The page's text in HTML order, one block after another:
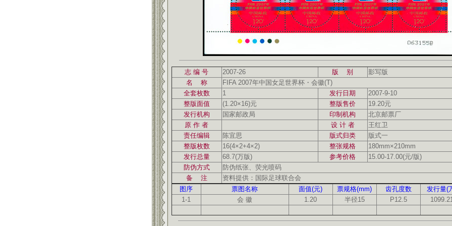
志 编 号 2007-26 版 别
影写版
名 称
FIFA 2007年中国女足世界杯・会徽(T)
全套枚数
1 发行日期
2007-9-10
整版面值
(1.20×16)元 整版售价
19.20元
发行机构
国家邮政局 印制机构
北京邮票厂
原 作 者
设 计 者
王红卫
责任编辑
陈宜思 版式归类
版式一
整版枚数
16(4×2+4×2) 整张规格
180mm×210mm
发行总量
68.7(万版) 参考价格
15.00-17.00(元/版)
防伪方式
防伪纸张、荧光喷码
备 注
资料提供：国际足球联合会
图序
票图名称 面值(元) 票规格(mm) 齿孔度数
发行量(
1-1
会 徽 1.20 半径15 P12.5